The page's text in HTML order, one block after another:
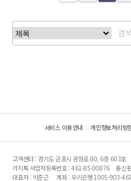
서비스 이용안내 개인정보처리방
고객센터 : 경기도 군포시 광정로 80, 6층 603호
가치톡 사업자등록번호 : 461-85-00876
통신
대표자 : 박준근
계좌 : 우리은행 1005-903-